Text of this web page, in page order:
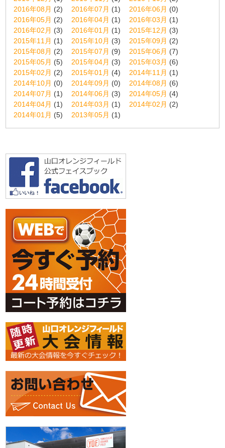
2016年08月 (2) 2016年07月 (1) 2016年06月 (0)
2016年05月 (2) 2016年04月 (1) 2016年03月 (1)
2016年02月 (3) 2016年01月 (1) 2015年12月 (3)
2015年11月 (1) 2015年10月 (3) 2015年09月 (2)
2015年08月 (2) 2015年07月 (9) 2015年06月 (7)
2015年05月 (5) 2015年04月 (3) 2015年03月 (6)
2015年02月 (2) 2015年01月 (4) 2014年11月 (1)
2014年10月 (0) 2014年09月 (0) 2014年08月 (6)
2014年07月 (1) 2014年06月 (3) 2014年05月 (4)
2014年04月 (1) 2014年03月 (1) 2014年02月 (2)
2014年01月 (5) 2013年05月 (1)